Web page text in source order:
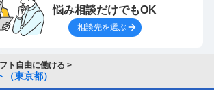
内恋愛に後ろ向きだったけど
った人等いらっしゃれば
かけ等も、、
悩み相談だけでもOK
相談先を選ぶ
ト自由に働ける >
東京都）